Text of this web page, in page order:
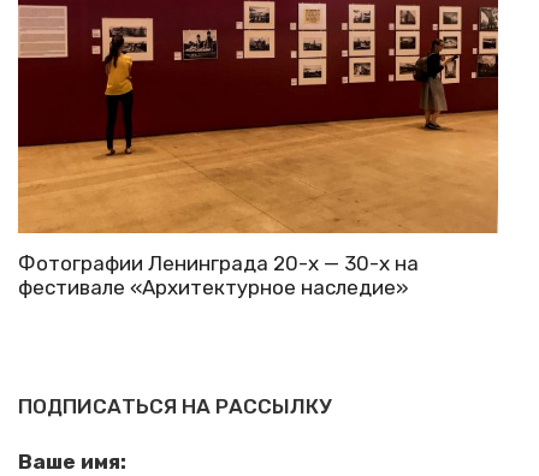
Фотографии Ленинграда 20-х — 30-х на
фестивале «Архитектурное наследие»
ПОДПИСАТЬСЯ НА РАССЫЛКУ
Ваше имя: